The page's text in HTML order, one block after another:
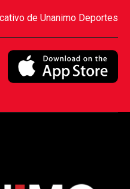
de Unanimo Deportes